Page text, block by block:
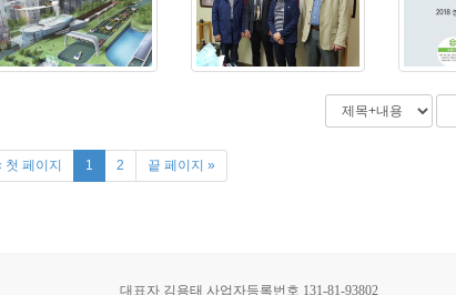
첫 페이지 1 2 끝 페이지 »
대표자 김용태 사업자등록번호 131-81-93802